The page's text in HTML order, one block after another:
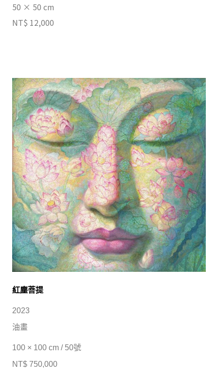
50 × 50 cm
NT$ 12,000
紅塵菩提
2023
油畫
100 × 100 cm / 50號
NT$ 750,000